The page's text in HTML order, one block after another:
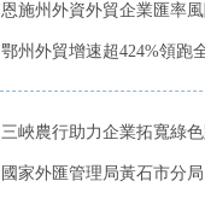
恩施州外資外貿企業匯率
鄂州外貿增速超424%領跑
三峽農行助力企業拓寬綠
國家外匯管理局黃石市分